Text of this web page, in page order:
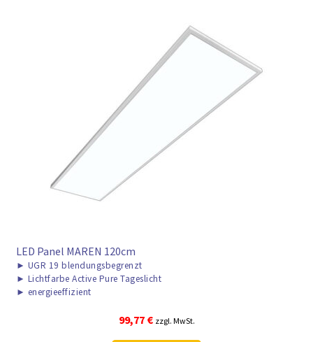
LED Panel MAREN 120cm
► UGR 19 blendungsbegrenzt
► Lichtfarbe Active Pure Tageslicht
► energieeffizient
99,77 € zzgl. MwSt.